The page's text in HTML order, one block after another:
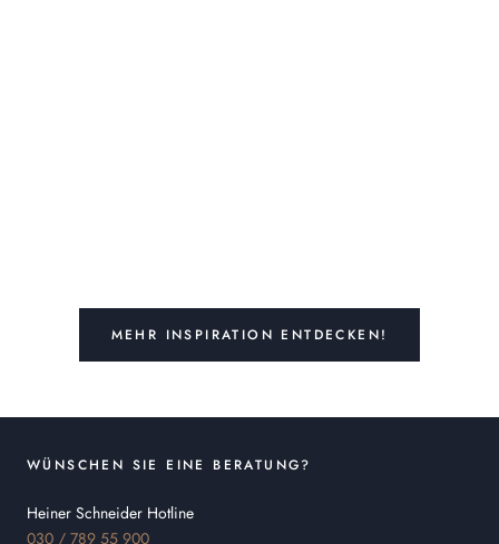
MEHR INSPIRATION ENTDECKEN!
WÜNSCHEN SIE EINE BERATUNG?
Heiner Schneider Hotline
030 / 789 55 900